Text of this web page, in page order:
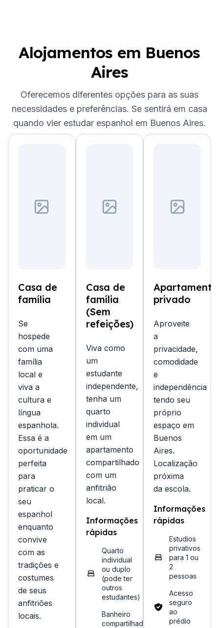
Alojamentos em Buenos
Aires
Oferecemos diferentes opções para as suas
necessidades e preferências. Se sentirá em casa
quando vier estudar espanhol em Buenos Aires.
Casa de
família
Se
hospede
com uma
família
local e
viva a
cultura e
língua
espanhola.
Essa é a
oportunidade
perfeita
para
praticar o
seu
espanhol
enquanto
convive
com as
tradições e
costumes
de seus
anfitriões
locais.
Casa de
família
(Sem
refeições)
Viva como
um
estudante
independente,
tenha um
quarto
individual
em um
apartamento
compartilhado
com um
anfitrião
local.
Informações
rápidas
Quarto
individual
ou duplo
(pode ter
outros
estudantes)
Banheiro
compartilhado
Apartamento
privado
Aproveite
a
privacidade,
comodidade
e
independência
tendo seu
próprio
espaço em
Buenos
Aires.
Localização
próxima
da escola.
Informações
rápidas
Estudios
privativos
para 1 ou
2
pessoas
Acesso
seguro
ao
prédio